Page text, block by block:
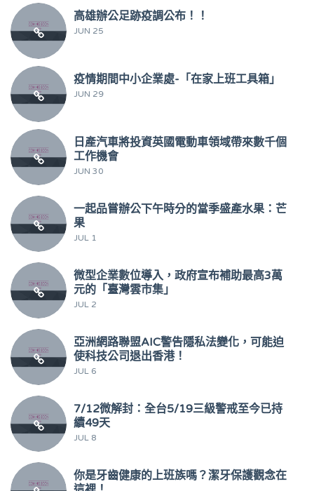
高雄辦公足跡疫調公布！！
JUN 25
疫情期間中小企業處-「在家上班工具箱」
JUN 29
日產汽車將投資英國電動車領域帶來數千個
工作機會
JUN 30
一起品嘗辦公下午時分的當季盛產水果：芒
果
JUL 1
微型企業數位導入，政府宣布補助最高3萬
元的「臺灣雲市集」
JUL 2
亞洲網路聯盟AIC警告隱私法變化，可能迫
使科技公司退出香港！
JUL 6
7/12微解封：全台5/19三級警戒至今已持
續49天
JUL 8
你是牙齒健康的上班族嗎？潔牙保護觀念在